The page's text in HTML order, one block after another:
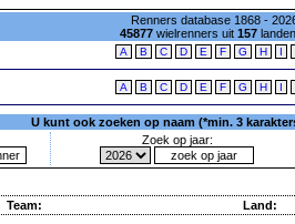
Renners database 1868 -
45877wielrenners uit 157
A B C D E F G H I
A B C D E F G H I
U kunt ook zoeken op naam (*min. 3
Zoek op jaar:
Team: Land: